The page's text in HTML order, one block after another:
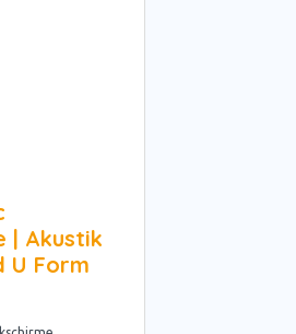
| Akustik
U Form